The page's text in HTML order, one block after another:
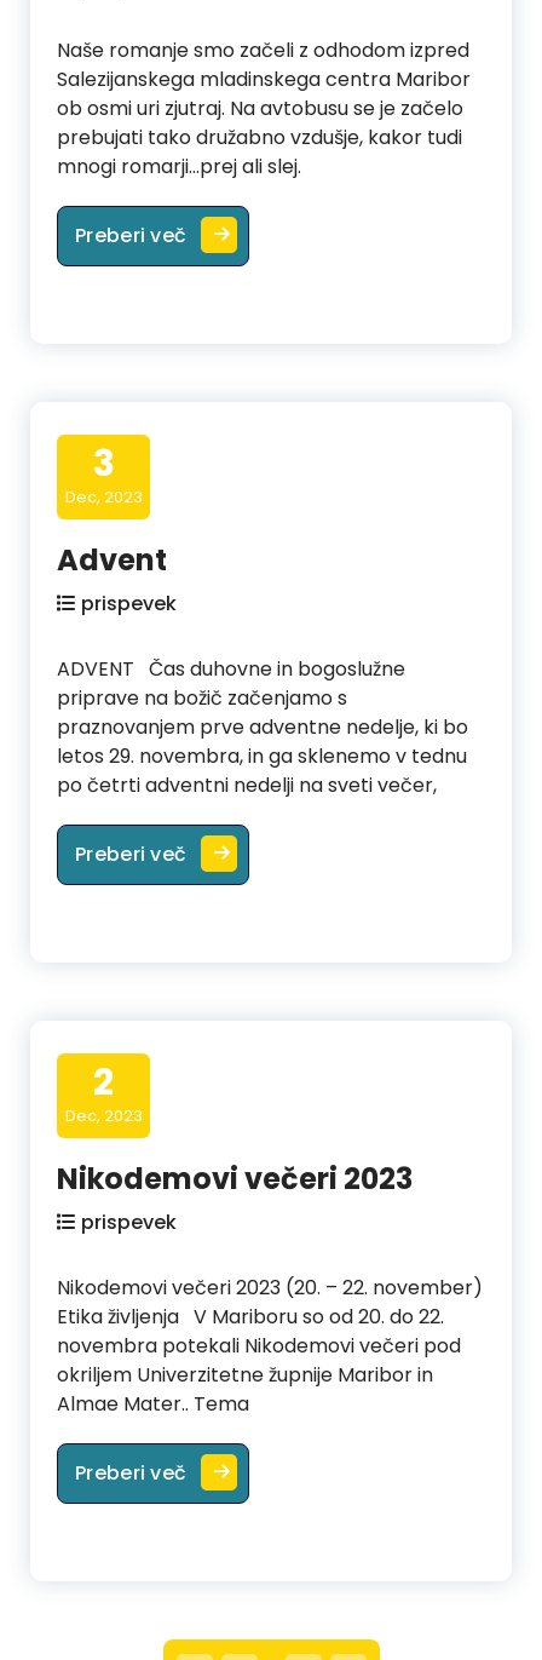
Naše romanje smo začeli z odhodom izpred
Salezijanskega mladinskega centra Maribor
ob osmi uri zjutraj. Na avtobusu se je začelo
prebujati tako družabno vzdušje, kakor tudi
mnogi romarji…prej ali slej.
Preberi več Adventno romanje mladih v
3
Dec, 2023
Advent
prispevek
ADVENT Čas duhovne in bogoslužne
priprave na božič začenjamo s
praznovanjem prve adventne nedelje, ki bo
letos 29. novembra, in ga sklenemo v tednu
po četrti adventni nedelji na sveti večer,
Preberi več Advent
2
Dec, 2023
Nikodemovi večeri 2023
prispevek
Nikodemovi večeri 2023 (20. – 22. november)
Etika življenja V Mariboru so od 20. do 22.
novembra potekali Nikodemovi večeri pod
okriljem Univerzitetne župnije Maribor in
Almae Mater.. Tema
Preberi več Nikodemovi večeri 2023